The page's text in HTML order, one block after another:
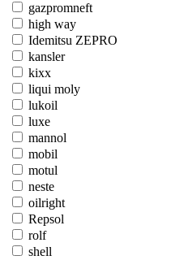
gazpromneft
high way
Idemitsu ZEPRO
kansler
kixx
liqui moly
lukoil
luxe
mannol
mobil
motul
neste
oilright
Repsol
rolf
shell